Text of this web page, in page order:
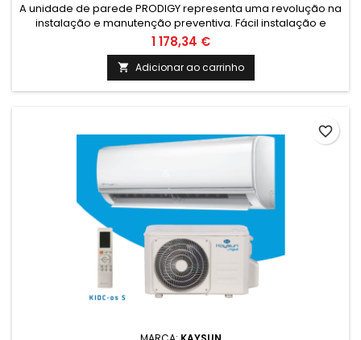
A unidade de parede PRODIGY representa uma revolução na
instalação e manutenção preventiva. Fácil instalação e
manutenção e equipado com tecnologia de vanguarda
Kaysun.
1 178,34 €
 Adicionar ao carrinho
favorite_border